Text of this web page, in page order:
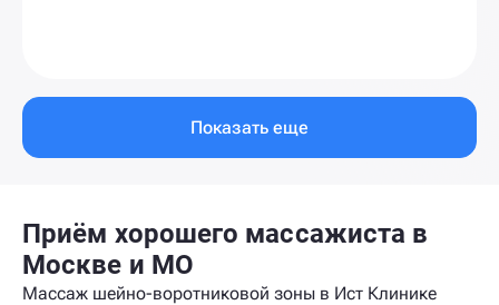
Показать еще
Приём хорошего массажиста в
Москве и МО
Массаж шейно-воротниковой зоны в Ист Клинике